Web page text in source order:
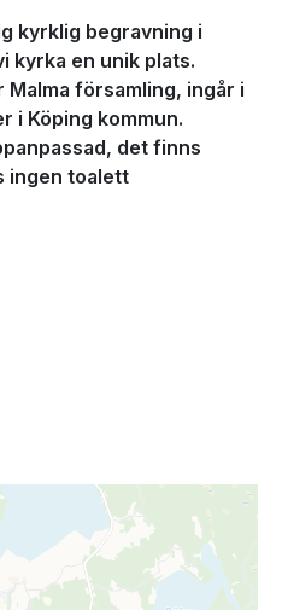
kyrklig begravning i
kyrka en unik plats.
församling, ingår i
i Köping kommun.
det finns
ingen toalett